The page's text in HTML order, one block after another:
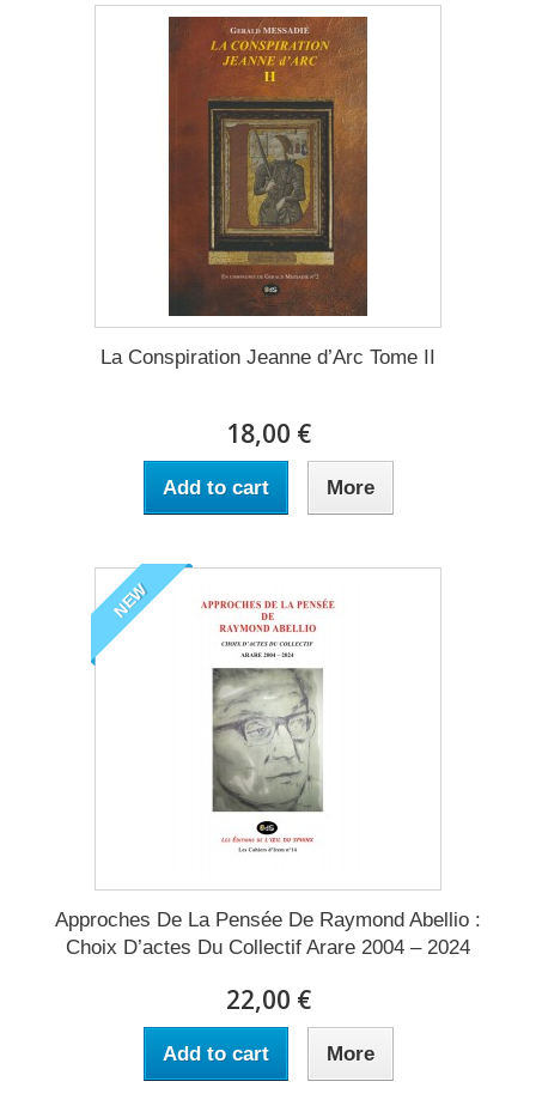
La Conspiration Jeanne d’Arc Tome II
18,00 €
Add to cart More
NEW
Approches De La Pensée De Raymond Abellio :
Choix D’actes Du Collectif Arare 2004 – 2024
22,00 €
Add to cart More